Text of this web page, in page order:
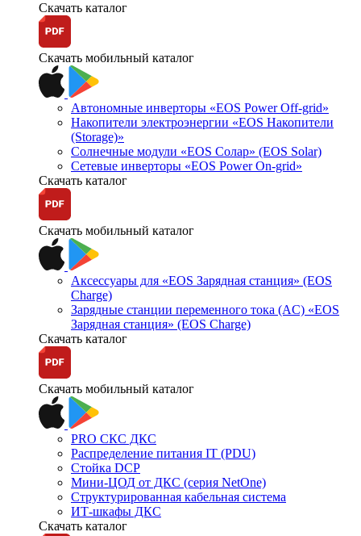
Скачать каталог
Скачать мобильный каталог
Автономные инверторы «EOS Power Off-grid»
Накопители электроэнергии «EOS Накопители
(Storage)»
Солнечные модули «EOS Солар» (EOS Solar)
Сетевые инверторы «EOS Power On-grid»
Скачать каталог
Скачать мобильный каталог
Аксессуары для «EOS Зарядная станция» (EOS
Charge)
Зарядные станции переменного тока (AC) «EOS
Зарядная станция» (EOS Charge)
Скачать каталог
Скачать мобильный каталог
PRO СКС ДКС
Распределение питания IT (PDU)
Стойка DCP
Мини-ЦОД от ДКС (серия NetOne)
Структурированная кабельная система
ИТ-шкафы ДКС
Скачать каталог